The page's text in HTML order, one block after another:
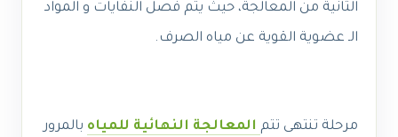
الثانية من المعالجة، حيث يتم فصل النفايات و المواد
الـ عضوية القوية عن مياه الصرف.
مرحلة تنتهى تتم المعالجة النهائية للمياه بالمرور